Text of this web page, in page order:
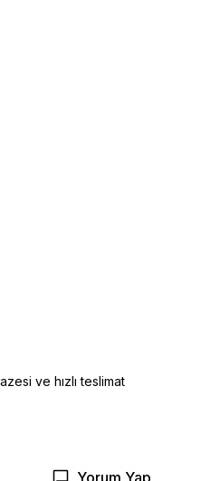
ve hızlı teslimat
Yorum Yap